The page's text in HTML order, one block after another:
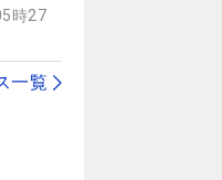
時27
一覧